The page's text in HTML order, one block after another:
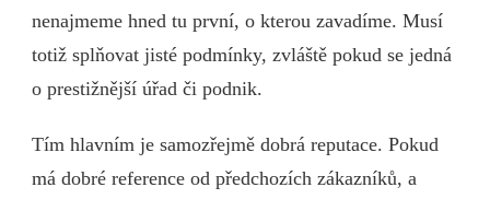
nenajmeme hned tu první, o kterou zavadíme. Musí
totiž splňovat jisté podmínky, zvláště pokud se jedná
o prestižnější úřad či podnik.
Tím hlavním je samozřejmě dobrá reputace. Pokud
má dobré reference od předchozích zákazníků, a